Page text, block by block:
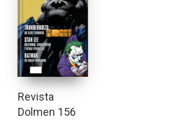
Revista
Dolmen 156